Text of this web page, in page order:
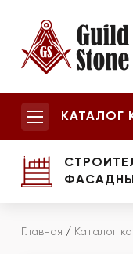
КАТАЛОГ
Главная / Каталог